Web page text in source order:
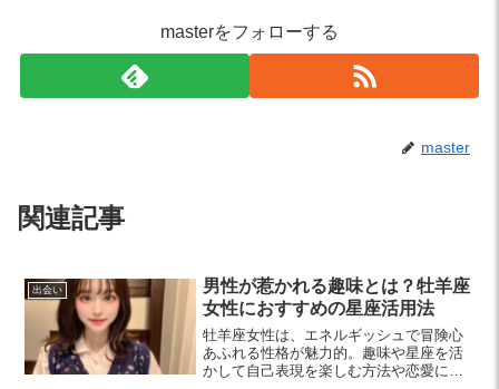
masterをフォローする
master
関連記事
出会い
男性が惹かれる趣味とは？牡羊座
女性におすすめの星座活用法
牡羊座女性は、エネルギッシュで冒険心
あふれる性格が魅力的。趣味や星座を活
かして自己表現を楽しむ方法や恋愛にお